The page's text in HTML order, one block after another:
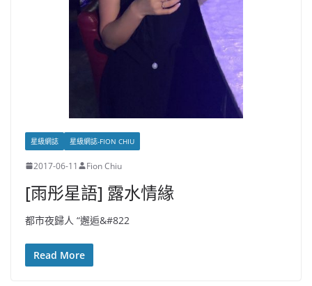
星級網誌 星級網誌-FION CHIU
2017-06-11 Fion Chiu
[雨彤星語] 露水情緣
都市夜歸人 “邂逅&#822
Read More